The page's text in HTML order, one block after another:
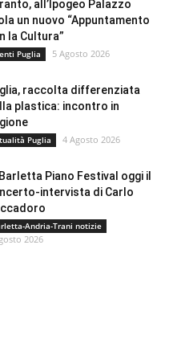
all’Ipogeo Palazzo
un nuovo “Appuntamento
la Cultura”
Puglia 5 Agosto 2026
raccolta differenziata
plastica: incontro in
Puglia 4 Agosto 2026
Piano Festival oggi il
intervista di Carlo
Andria-Trani notizie
2026